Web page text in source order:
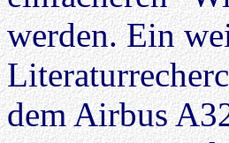
werden. Ein
dem Airbus